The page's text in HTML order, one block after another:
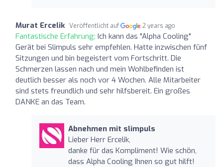
Murat Ercelik Veröffentlicht auf 2 years ago
Fantastische Erfahrung: Ich kann das "Alpha Cooling"
Gerät bei Slimpuls sehr empfehlen. Hatte inzwischen fünf
Sitzungen und bin begeistert vom Fortschritt. Die
Schmerzen lassen nach und mein Wohlbefinden ist
deutlich besser als noch vor 4 Wochen. Alle Mitarbeiter
sind stets freundlich und sehr hilfsbereit. Ein großes
DANKE an das Team.
Abnehmen mit slimpuls
Lieber Herr Ercelik,
danke für das Kompliment! Wie schön,
dass Alpha Cooling Ihnen so gut hilft!